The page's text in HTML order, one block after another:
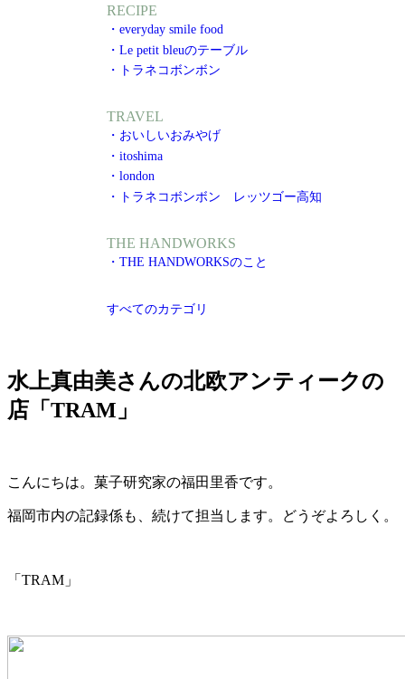
RECIPE
・everyday smile food
・Le petit bleuのテーブル
・トラネコボンボン
TRAVEL
・おいしいおみやげ
・itoshima
・london
・トラネコボンボン レッツゴー高知
THE HANDWORKS
・THE HANDWORKSのこと
すべてのカテゴリ
水上真由美さんの北欧アンティークの
店「TRAM」
こんにちは。菓子研究家の福田里香です。
福岡市内の記録係も、続けて担当します。どうぞよろしく。
「TRAM」